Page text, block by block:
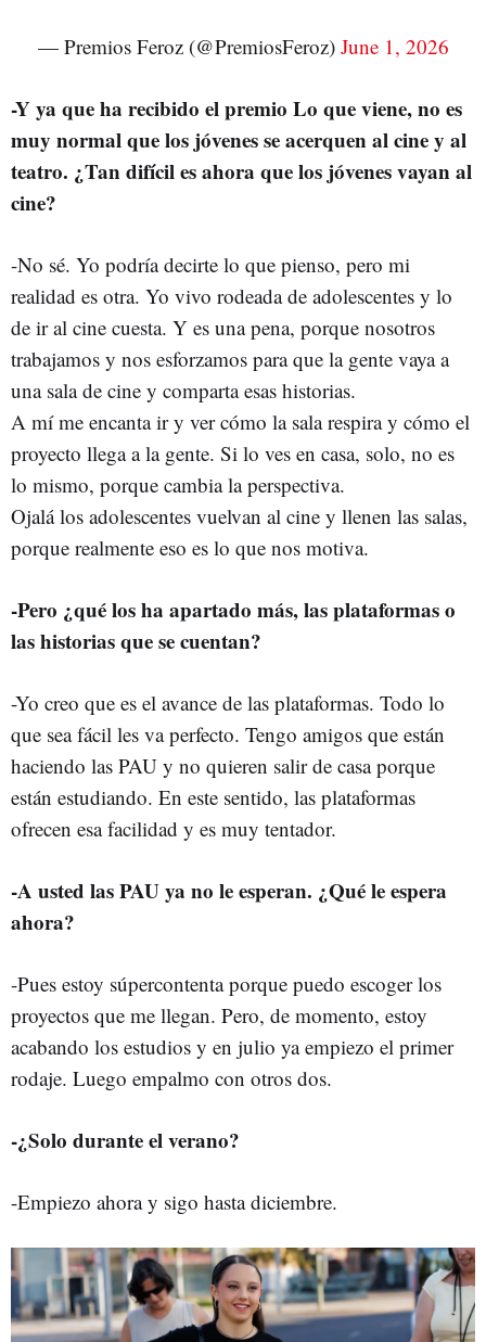
— Premios Feroz (@PremiosFeroz) June 1, 2026
-Y ya que ha recibido el premio Lo que viene, no es
muy normal que los jóvenes se acerquen al cine y al
teatro. ¿Tan difícil es ahora que los jóvenes vayan al
cine?
-No sé. Yo podría decirte lo que pienso, pero mi
realidad es otra. Yo vivo rodeada de adolescentes y lo
de ir al cine cuesta. Y es una pena, porque nosotros
trabajamos y nos esforzamos para que la gente vaya a
una sala de cine y comparta esas historias.
A mí me encanta ir y ver cómo la sala respira y cómo el
proyecto llega a la gente. Si lo ves en casa, solo, no es
lo mismo, porque cambia la perspectiva.
Ojalá los adolescentes vuelvan al cine y llenen las salas,
porque realmente eso es lo que nos motiva.
-Pero ¿qué los ha apartado más, las plataformas o
las historias que se cuentan?
-Yo creo que es el avance de las plataformas. Todo lo
que sea fácil les va perfecto. Tengo amigos que están
haciendo las PAU y no quieren salir de casa porque
están estudiando. En este sentido, las plataformas
ofrecen esa facilidad y es muy tentador.
-A usted las PAU ya no le esperan. ¿Qué le espera
ahora?
-Pues estoy súpercontenta porque puedo escoger los
proyectos que me llegan. Pero, de momento, estoy
acabando los estudios y en julio ya empiezo el primer
rodaje. Luego empalmo con otros dos.
-¿Solo durante el verano?
-Empiezo ahora y sigo hasta diciembre.